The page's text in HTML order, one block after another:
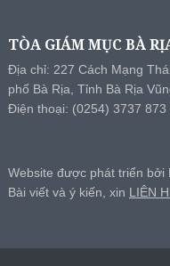
TÒA GIÁM MỤC BÀ
Địa chỉ: 227 Cách Mạng
phố Bà Rịa, Tỉnh Bà Rịa
Điện thoại: (0254) 3737 873
Website được phát triển bởi
Bài viết và ý kiến, xin LIÊN